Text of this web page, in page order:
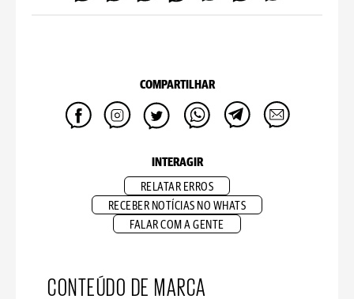
COMPARTILHAR
INTERAGIR
RELATAR ERROS
RECEBER NOTÍCIAS NO WHATS
FALAR COM A GENTE
CONTEÚDO DE MARCA